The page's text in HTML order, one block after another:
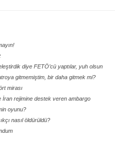
diye FETÖ’cü yaptılar, yuh olsun
gitmemiştim, bir daha gitmek mi?
mirası
İran rejimine destek veren ambargo
oyunu?
nasıl öldürüldü?